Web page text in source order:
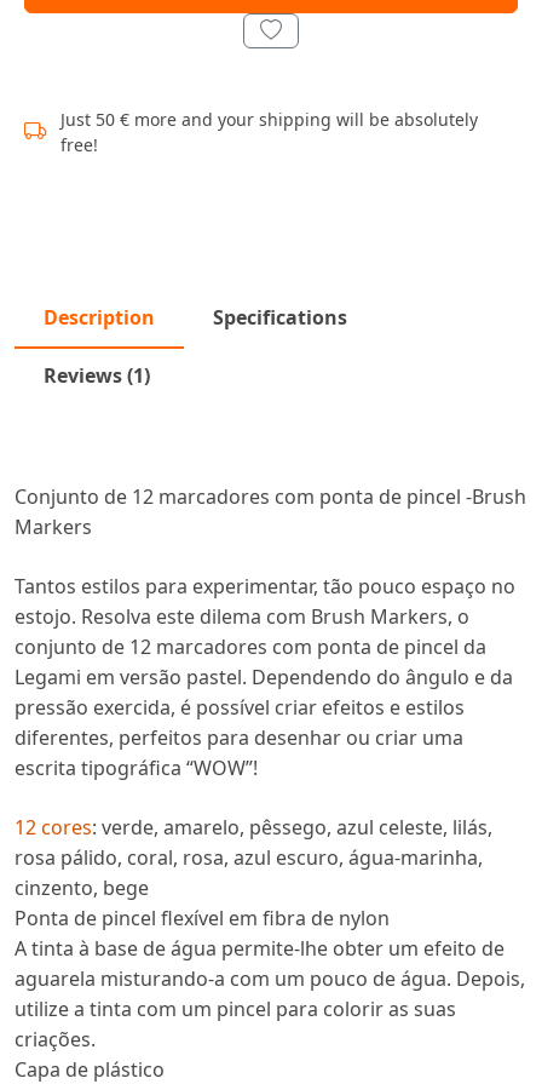
Just 50 € more and your shipping will be absolutely
free!
Description Specifications
Reviews (1)
Conjunto de 12 marcadores com ponta de pincel -Brush
Markers
Tantos estilos para experimentar, tão pouco espaço no
estojo. Resolva este dilema com Brush Markers, o
conjunto de 12 marcadores com ponta de pincel da
Legami em versão pastel. Dependendo do ângulo e da
pressão exercida, é possível criar efeitos e estilos
diferentes, perfeitos para desenhar ou criar uma
escrita tipográfica “WOW”!
12 cores: verde, amarelo, pêssego, azul celeste, lilás,
rosa pálido, coral, rosa, azul escuro, água-marinha,
cinzento, bege
Ponta de pincel flexível em fibra de nylon
A tinta à base de água permite-lhe obter um efeito de
aguarela misturando-a com um pouco de água. Depois,
utilize a tinta com um pincel para colorir as suas
criações.
Capa de plástico